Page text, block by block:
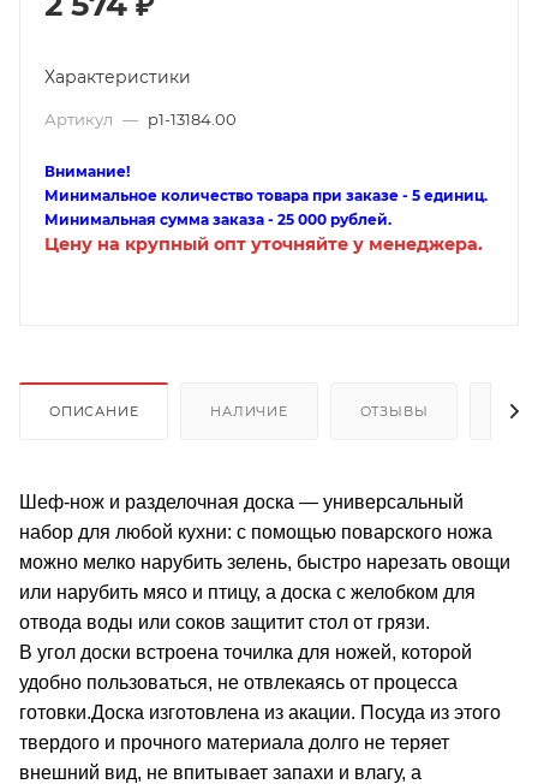
Характеристики
Артикул — p1-13184.00
Внимание!
Минимальное количество товара при заказе - 5 единиц.
Минимальная сумма заказа - 25 000 рублей.
Цену на крупный опт уточняйте у менеджера.
ОПИСАНИЕ НАЛИЧИЕ ОТЗЫВЫ
Шеф-нож и разделочная доска — универсальный
набор для любой кухни: с помощью поварского ножа
можно мелко нарубить зелень, быстро нарезать овощи
или нарубить мясо и птицу, а доска с желобком для
отвода воды или соков защитит стол от грязи.
В угол доски встроена точилка для ножей, которой
удобно пользоваться, не отвлекаясь от процесса
готовки.Доска изготовлена из акации. Посуда из этого
твердого и прочного материала долго не теряет
внешний вид, не впитывает запахи и влагу, а